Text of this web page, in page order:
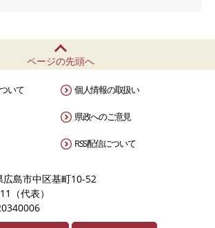
ページの先頭へ
いて 個人情報の取扱い
県政へのご意見
RSS配信について
島市中区基町10-52
（代表）